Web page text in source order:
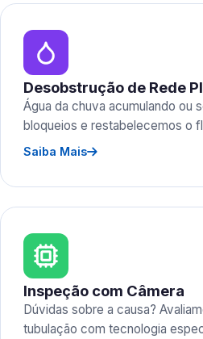
Desobstrução de Rede
Água da chuva acumulando ou
bloqueios e restabelecemos o
Saiba Mais
Inspeção com Câmera
Dúvidas sobre a causa?
tubulação com tecnologia